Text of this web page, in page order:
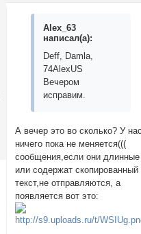
Alex_63
написал(а):
Deff, Damla,
74AlexUS
Вечером
исправим.
А вечер это во сколько? У
ничего пока не меняется(((
сообщения,если они длинные
или содержат скопированный
текст,не отправляются, а
появляется вот это: